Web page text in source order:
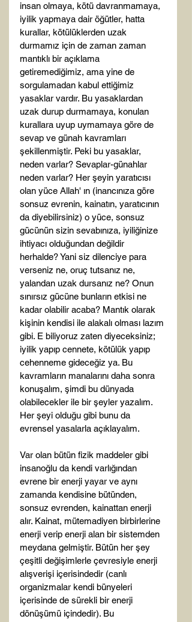
insan olmaya, kötü davranmamaya,
iyilik yapmaya dair öğütler, hatta
kurallar, kötülüklerden uzak
durmamız için de zaman zaman
mantıklı bir açıklama
getiremediğimiz, ama yine de
sorgulamadan kabul ettiğimiz
yasaklar vardır. Bu yasaklardan
uzak durup durmamaya, konulan
kurallara uyup uymamaya göre de
sevap ve günah kavramları
şekillenmiştir. Peki bu yasaklar,
neden varlar? Sevaplar-günahlar
neden varlar? Her şeyin yaratıcısı
olan yüce Allah' ın (inancınıza göre
sonsuz evrenin, kainatın, yaratıcının
da diyebilirsiniz) o yüce, sonsuz
gücünün sizin sevabınıza, iyiliğinize
ihtiyacı olduğundan değildir
herhalde? Yani siz dilenciye para
verseniz ne, oruç tutsanız ne,
yalandan uzak dursanız ne? Onun
sınırsız gücüne bunların etkisi ne
kadar olabilir acaba? Mantık olarak
kişinin kendisi ile alakalı olması lazım
gibi. E biliyoruz zaten diyeceksiniz;
iyilik yapıp cennete, kötülük yapıp
cehenneme gideceğiz ya. Bu
kavramların manalarını daha sonra
konuşalım, şimdi bu dünyada
olabilecekler ile bir şeyler yazalım.
Her şeyi olduğu gibi bunu da
evrensel yasalarla açıklayalım.
Var olan bütün fizik maddeler gibi
insanoğlu da kendi varlığından
evrene bir enerji yayar ve aynı
zamanda kendisine bütünden,
sonsuz evrenden, kainattan enerji
alır. Kainat, mütemadiyen birbirlerine
enerji verip enerji alan bir sistemden
meydana gelmiştir. Bütün her şey
çeşitli değişimlerle çevresiyle enerji
alışverişi içerisindedir (canlı
organizmalar kendi bünyeleri
içerisinde de sürekli bir enerji
dönüşümü içindedir). Bu